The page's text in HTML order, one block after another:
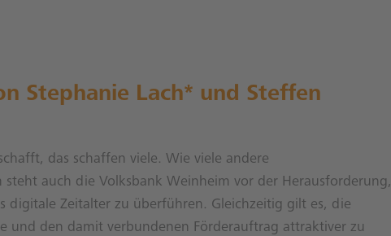
Stephanie Lach* und Steffen
das schaffen viele. Wie viele andere
steht auch die Volksbank Weinheim vor der Herausforderung,
digitale Zeitalter zu überführen. Gleichzeitig gilt es, die
und den damit verbundenen Förderauftrag attraktiver zu